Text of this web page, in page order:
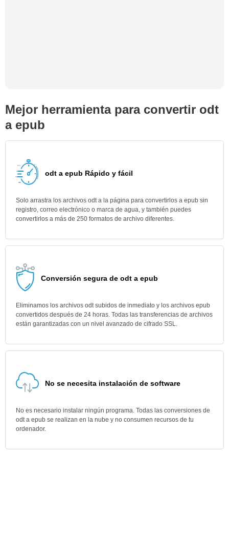
Mejor herramienta para convertir odt
a epub
odt a epub Rápido y fácil
Solo arrastra los archivos odt a la página para convertirlos a epub sin
registro, correo electrónico o marca de agua, y también puedes
convertirlos a más de 250 formatos de archivo diferentes.
Conversión segura de odt a epub
Eliminamos los archivos odt subidos de inmediato y los archivos epub
convertidos después de 24 horas. Todas las transferencias de archivos
están garantizadas con un nivel avanzado de cifrado SSL.
No se necesita instalación de software
No es necesario instalar ningún programa. Todas las conversiones de
odt a epub se realizan en la nube y no consumen recursos de tu
ordenador.